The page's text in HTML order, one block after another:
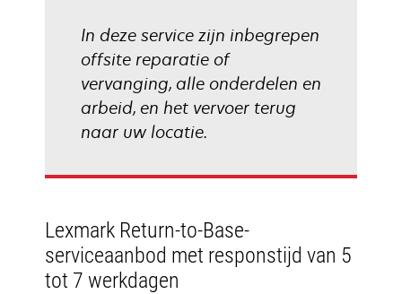
In deze service zijn inbegrepen
offsite reparatie of
vervanging, alle onderdelen en
arbeid, en het vervoer terug
naar uw locatie.
Lexmark Return-to-Base-
serviceaanbod met responstijd van 5
tot 7 werkdagen